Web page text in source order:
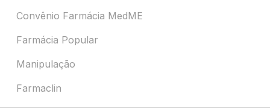
Convênio Farmácia MedME
Farmácia Popular
Manipulação
Farmaclin